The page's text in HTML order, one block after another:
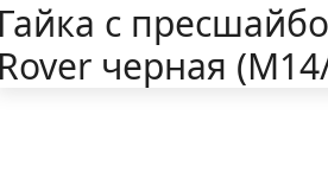
с
черная